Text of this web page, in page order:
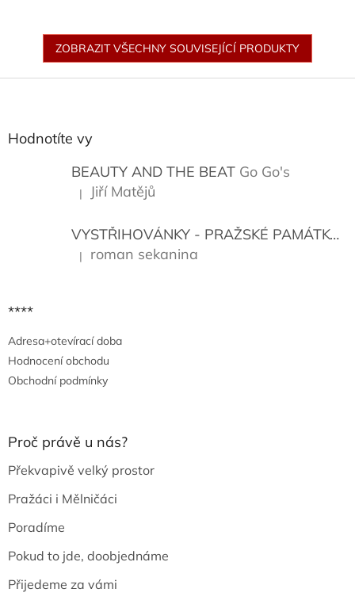
ZOBRAZIT VŠECHNY SOUVISEJÍCÍ PRODUKTY
Hodnotíte vy
BEAUTY AND THE BEAT Go Go's
Hodnocení produktu je 5 z 5 hvězdiček.
| Jiří Matějů
VYSTŘIHOVÁNKY - PRAŽSKÉ PAMÁTKY
Hodnocení produktu je 5 z 5 hvězdiček.
| roman sekanina
****
Adresa+otevírací doba
Hodnocení obchodu
Obchodní podmínky
Proč právě u nás?
Překvapivě velký prostor
Pražáci i Mělničáci
Poradíme
Pokud to jde, doobjednáme
Přijedeme za vámi